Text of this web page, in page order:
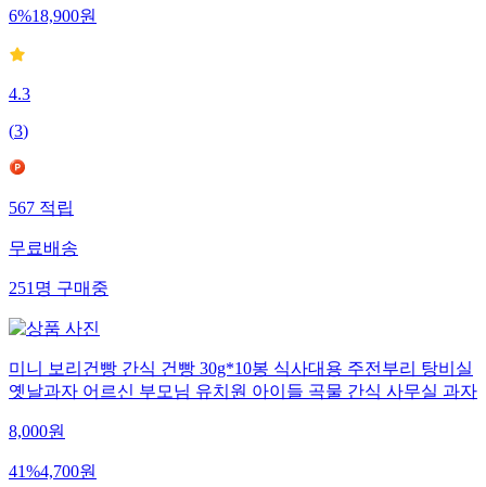
6%18,900원
4.3
(3)
567적립
무료배송
251명구매중
미니 보리건빵 간식 건빵 30g*10봉 식사대용 주전부리 탕비실
옛날과자 어르신 부모님 유치원 아이들 곡물 간식 사무실 과자
8,000원
41%4,700원